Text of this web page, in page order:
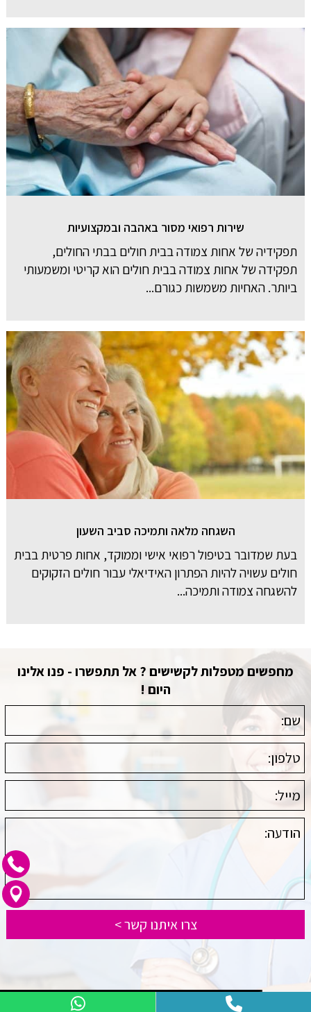
שירות רפואי מסור באהבה ובמקצועיות
תפקידיה של אחות צמודה בבית חולים בבתי החולים,
תפקידה של אחות צמודה בבית חולים הוא קריטי ומשמעותי
ביותר. האחיות משמשות כגורם...
השגחה מלאה ותמיכה סביב השעון
בעת שמדובר בטיפול רפואי אישי וממוקד, אחות פרטית בבית
חולים עשויה להיות הפתרון האידיאלי עבור חולים הזקוקים
להשגחה צמודה ותמיכה...
מחפשים מטפלות לקשישים ? אל תתפשרו - פנו אלינו
היום !